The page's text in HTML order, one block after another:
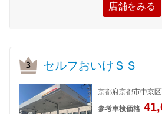
店舗をみる
セルフおいけＳＳ
京都府京都市中京
参考車検価格